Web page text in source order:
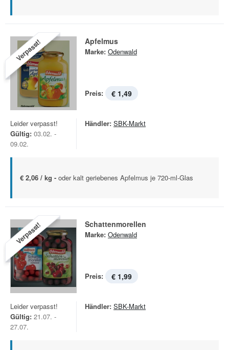
Verpasst! Apfelmus
Marke: Odenwald
Preis: € 1,49
Leider verpasst!
Gültig: 03.02. -
09.02.
Händler: SBK-Markt
€ 2,06 / kg - oder kalt geriebenes Apfelmus je 720-ml-Glas
Verpasst! Schattenmorellen
Marke: Odenwald
Preis: € 1,99
Leider verpasst!
Gültig: 21.07. -
27.07.
Händler: SBK-Markt